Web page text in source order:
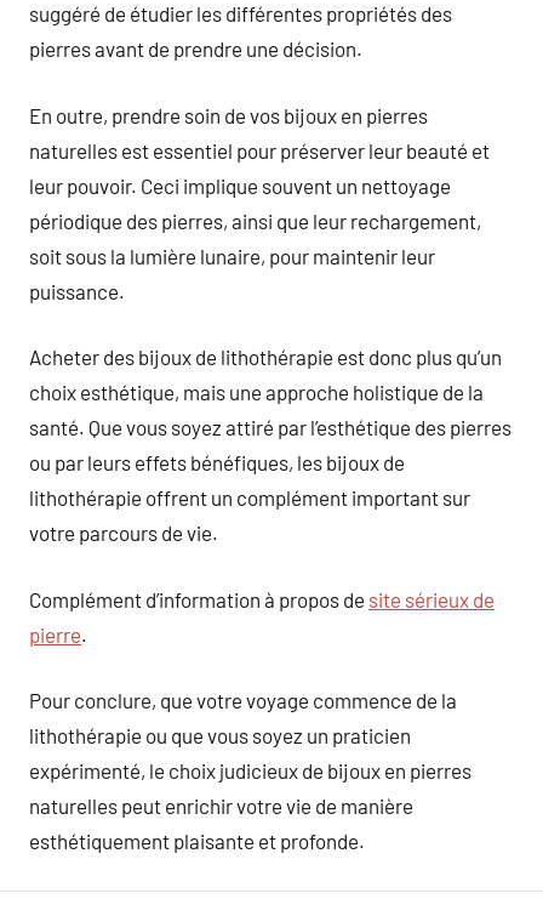
suggéré de étudier les différentes propriétés des
pierres avant de prendre une décision.
En outre, prendre soin de vos bijoux en pierres
naturelles est essentiel pour préserver leur beauté et
leur pouvoir. Ceci implique souvent un nettoyage
périodique des pierres, ainsi que leur rechargement,
soit sous la lumière lunaire, pour maintenir leur
puissance.
Acheter des bijoux de lithothérapie est donc plus qu’un
choix esthétique, mais une approche holistique de la
santé. Que vous soyez attiré par l’esthétique des pierres
ou par leurs effets bénéfiques, les bijoux de
lithothérapie offrent un complément important sur
votre parcours de vie.
Complément d’information à propos de site sérieux de
pierre.
Pour conclure, que votre voyage commence de la
lithothérapie ou que vous soyez un praticien
expérimenté, le choix judicieux de bijoux en pierres
naturelles peut enrichir votre vie de manière
esthétiquement plaisante et profonde.